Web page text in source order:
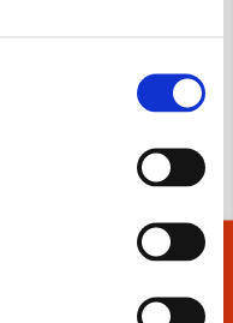
Cadeaukiezer